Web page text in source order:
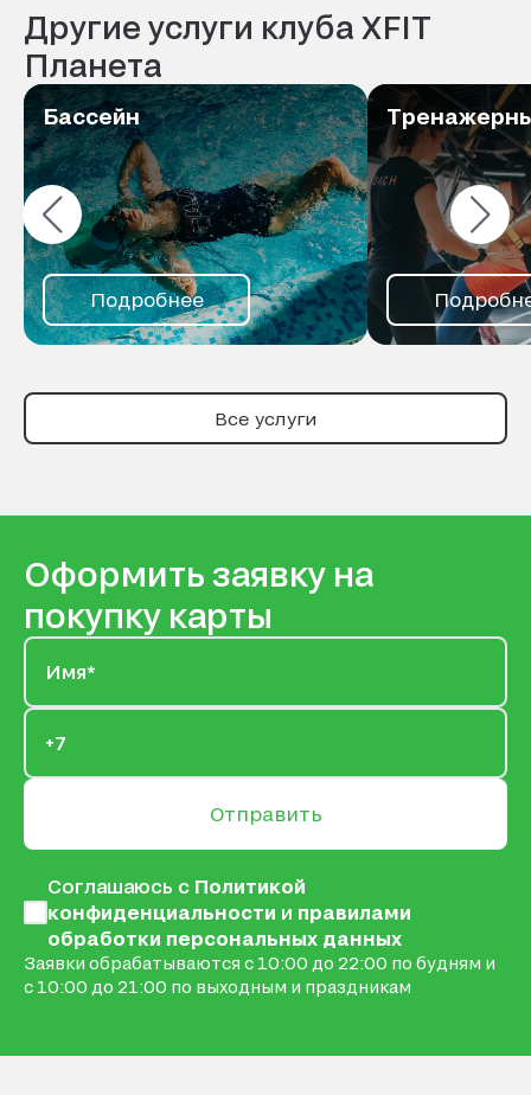
терпение и профессионализм
вдохновляют детей на новые
достижения. Однозначно
рекомендую этого специалиста
всем, кто хочет научиться плавать
или улучшить свою технику!
Другие услуги клуба XFIT
Планета
Бассейн
Подробнее
Все услуги
Оформить заявку на
покупку карты
Отправить
Соглашаюсь с Политикой
конфиденциальности и правилами
обработки персональных данных
Заявки обрабатываются с 10:00 до 22:00 по будням и
с 10:00 до 21:00 по выходным и праздникам